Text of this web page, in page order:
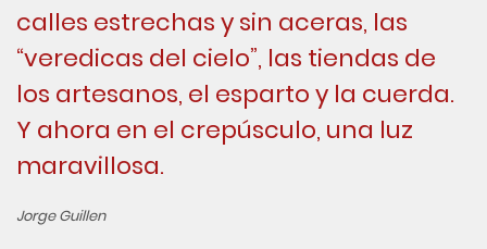
calles estrechas y sin aceras, las
“veredicas del cielo”, las tiendas de
los artesanos, el esparto y la cuerda.
Y ahora en el crepúsculo, una luz
maravillosa.
Jorge Guillen